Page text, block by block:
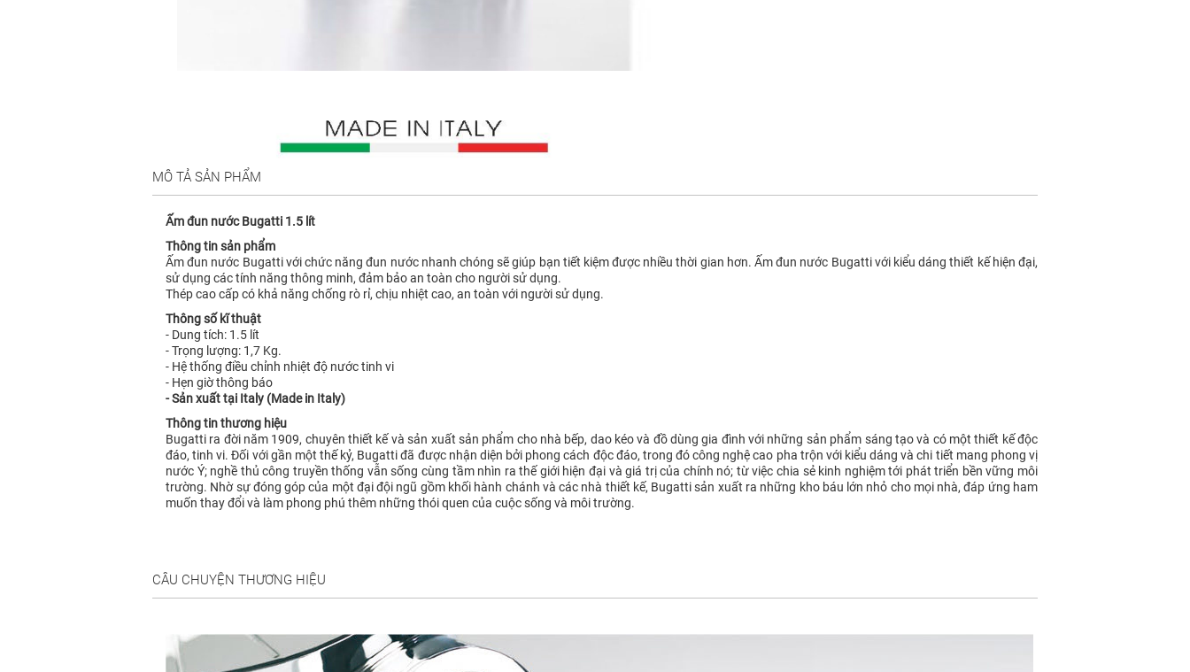
MÔ TẢ SẢN PHẨM
Ấm đun nước Bugatti 1.5 lít
Thông tin sản phẩm
Ấm đun nước Bugatti với chức năng đun nước nhanh chóng sẽ giúp bạn tiết kiệm được nhiều thời gian hơn. Ấm đun nước Bugatti với kiểu dáng thiết kế hiện đại,
sử dụng các tính năng thông minh, đảm bảo an toàn cho người sử dụng.
Thép cao cấp có khả năng chống rò rỉ, chịu nhiệt cao, an toàn với người sử dụng.
Thông số kĩ thuật
- Dung tích: 1.5 lít
- Trọng lượng: 1,7 Kg.
- Hệ thống điều chỉnh nhiệt độ nước tinh vi
- Hẹn giờ thông báo
- Sản xuất tại Italy (Made in Italy)
Thông tin thương hiệu
Bugatti ra đời năm 1909, chuyên thiết kế và sản xuất sản phẩm cho nhà bếp, dao kéo và đồ dùng gia đình với những sản phẩm sáng tạo và có một thiết kế độc
đáo, tinh vi. Đối với gần một thế kỷ, Bugatti đã được nhận diện bởi phong cách độc đáo, trong đó công nghệ cao pha trộn với kiểu dáng và chi tiết mang phong vị
nước Ý; nghề thủ công truyền thống vẫn sống cùng tầm nhìn ra thế giới hiện đại và giá trị của chính nó; từ việc chia sẻ kinh nghiệm tới phát triển bền vững môi
trường. Nhờ sự đóng góp của một đại đội ngũ gồm khối hành chánh và các nhà thiết kế, Bugatti sản xuất ra những kho báu lớn nhỏ cho mọi nhà, đáp ứng ham
muốn thay đổi và làm phong phú thêm những thói quen của cuộc sống và môi trường.
CÂU CHUYỆN THƯƠNG HIỆU